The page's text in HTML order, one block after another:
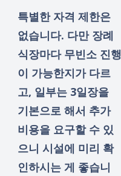
특별한 자격 제한은
없습니다. 다만 장례
식장마다 무빈소 진행
이 가능한지가 다르
고, 일부는 3일장을
기본으로 해서 추가
비용을 요구할 수 있
으니 시설에 미리 확
인하시는 게 좋습니